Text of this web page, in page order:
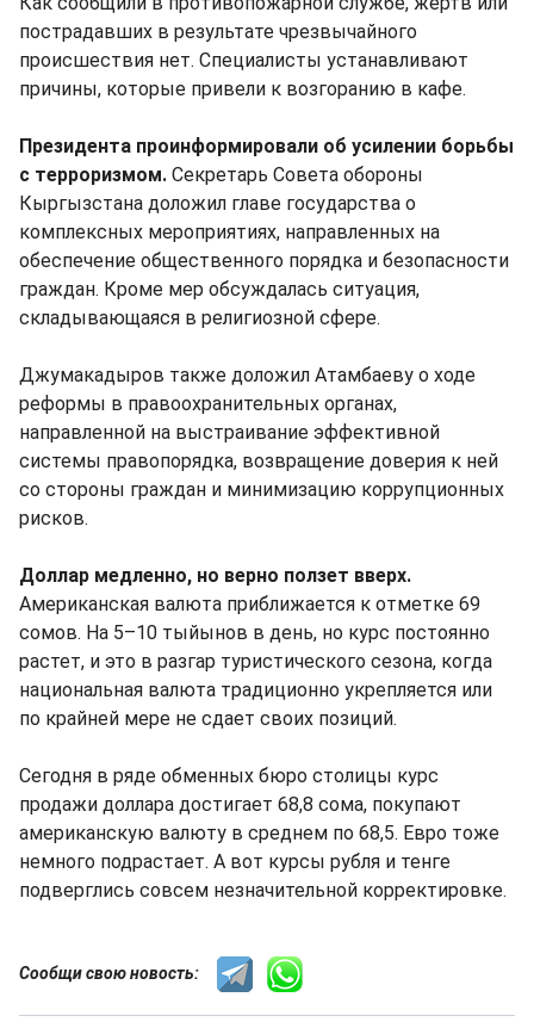
пострадавших в результате чрезвычайного
происшествия нет. Специалисты устанавливают
причины, которые привели к возгоранию в кафе.
Президента проинформировали об усилении борьбы
с терроризмом. Секретарь Совета обороны
Кыргызстана доложил главе государства о
комплексных мероприятиях, направленных на
обеспечение общественного порядка и безопасности
граждан. Кроме мер обсуждалась ситуация,
складывающаяся в религиозной сфере.
Джумакадыров также доложил Атамбаеву о ходе
реформы в правоохранительных органах,
направленной на выстраивание эффективной
системы правопорядка, возвращение доверия к ней
со стороны граждан и минимизацию коррупционных
рисков.
Доллар медленно, но верно ползет вверх.
Американская валюта приближается к отметке 69
сомов. На 5–10 тыйынов в день, но курс постоянно
растет, и это в разгар туристического сезона, когда
национальная валюта традиционно укрепляется или
по крайней мере не сдает своих позиций.
Сегодня в ряде обменных бюро столицы курс
продажи доллара достигает 68,8 сома, покупают
американскую валюту в среднем по 68,5. Евро тоже
немного подрастает. А вот курсы рубля и тенге
подверглись совсем незначительной корректировке.
Сообщи свою новость: